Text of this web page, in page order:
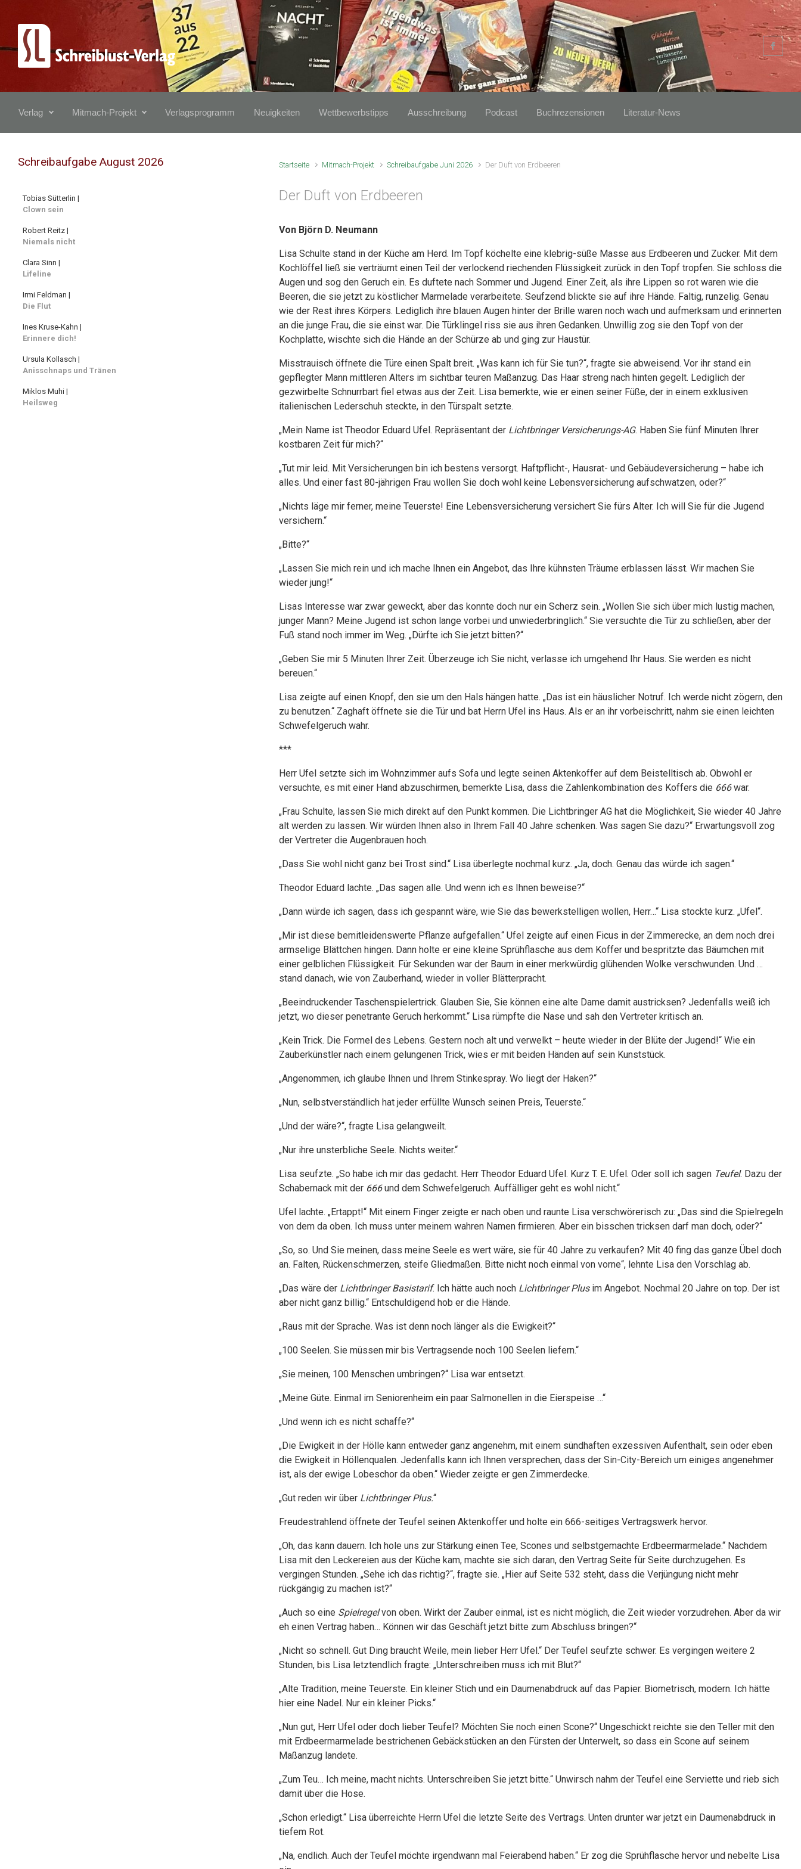
Zum Hauptinhalt springen
Verlag Mitmach-Projekt Verlagsprogramm Neuigkeiten Wettbewerbstipps Ausschreibung Podcast Buchrezensionen Literatur-News
Startseite Mitmach-Projekt Schreibaufgabe Juni 2026 Der Duft von Erdbeeren
Der Duft von Erdbeeren
Von Björn D. Neumann
Lisa Schulte stand in der Küche am Herd. Im Topf köchelte eine klebrig-süße Masse aus Erdbeeren und Zucker. Mit dem
Kochlöffel ließ sie verträumt einen Teil der verlockend riechenden Flüssigkeit zurück in den Topf tropfen. Sie schloss die
Augen und sog den Geruch ein. Es duftete nach Sommer und Jugend. Einer Zeit, als ihre Lippen so rot waren wie die
Beeren, die sie jetzt zu köstlicher Marmelade verarbeitete. Seufzend blickte sie auf ihre Hände. Faltig, runzelig. Genau
wie der Rest ihres Körpers. Lediglich ihre blauen Augen hinter der Brille waren noch wach und aufmerksam und erinnerten
an die junge Frau, die sie einst war. Die Türklingel riss sie aus ihren Gedanken. Unwillig zog sie den Topf von der
Kochplatte, wischte sich die Hände an der Schürze ab und ging zur Haustür.
Misstrauisch öffnete die Türe einen Spalt breit. „Was kann ich für Sie tun?“, fragte sie abweisend. Vor ihr stand ein
gepflegter Mann mittleren Alters im sichtbar teuren Maßanzug. Das Haar streng nach hinten gegelt. Lediglich der
gezwirbelte Schnurrbart fiel etwas aus der Zeit. Lisa bemerkte, wie er einen seiner Füße, der in einem exklusiven
italienischen Lederschuh steckte, in den Türspalt setzte.
„Mein Name ist Theodor Eduard Ufel. Repräsentant der Lichtbringer Versicherungs-AG. Haben Sie fünf Minuten Ihrer
kostbaren Zeit für mich?“
„Tut mir leid. Mit Versicherungen bin ich bestens versorgt. Haftpflicht-, Hausrat- und Gebäudeversicherung – habe ich
alles. Und einer fast 80-jährigen Frau wollen Sie doch wohl keine Lebensversicherung aufschwatzen, oder?“
„Nichts läge mir ferner, meine Teuerste! Eine Lebensversicherung versichert Sie fürs Alter. Ich will Sie für die Jugend
versichern.“
„Bitte?“
„Lassen Sie mich rein und ich mache Ihnen ein Angebot, das Ihre kühnsten Träume erblassen lässt. Wir machen Sie
wieder jung!“
Lisas Interesse war zwar geweckt, aber das konnte doch nur ein Scherz sein. „Wollen Sie sich über mich lustig machen,
junger Mann? Meine Jugend ist schon lange vorbei und unwiederbringlich.“ Sie versuchte die Tür zu schließen, aber der
Fuß stand noch immer im Weg. „Dürfte ich Sie jetzt bitten?“
„Geben Sie mir 5 Minuten Ihrer Zeit. Überzeuge ich Sie nicht, verlasse ich umgehend Ihr Haus. Sie werden es nicht
bereuen.“
Lisa zeigte auf einen Knopf, den sie um den Hals hängen hatte. „Das ist ein häuslicher Notruf. Ich werde nicht zögern, den
zu benutzen.“ Zaghaft öffnete sie die Tür und bat Herrn Ufel ins Haus. Als er an ihr vorbeischritt, nahm sie einen leichten
Schwefelgeruch wahr.
***
Herr Ufel setzte sich im Wohnzimmer aufs Sofa und legte seinen Aktenkoffer auf dem Beistelltisch ab. Obwohl er
versuchte, es mit einer Hand abzuschirmen, bemerkte Lisa, dass die Zahlenkombination des Koffers die 666war.
„Frau Schulte, lassen Sie mich direkt auf den Punkt kommen. Die Lichtbringer AG hat die Möglichkeit, Sie wieder 40 Jahre
alt werden zu lassen. Wir würden Ihnen also in Ihrem Fall 40 Jahre schenken. Was sagen Sie dazu?“ Erwartungsvoll zog
der Vertreter die Augenbrauen hoch.
„Dass Sie wohl nicht ganz bei Trost sind.“ Lisa überlegte nochmal kurz. „Ja, doch. Genau das würde ich sagen.“
Theodor Eduard lachte. „Das sagen alle. Und wenn ich es Ihnen beweise?“
„Dann würde ich sagen, dass ich gespannt wäre, wie Sie das bewerkstelligen wollen, Herr…“ Lisa stockte kurz. „Ufel“.
„Mir ist diese bemitleidenswerte Pflanze aufgefallen.“ Ufel zeigte auf einen Ficus in der Zimmerecke, an dem noch drei
armselige Blättchen hingen. Dann holte er eine kleine Sprühflasche aus dem Koffer und bespritzte das Bäumchen mit
einer gelblichen Flüssigkeit. Für Sekunden war der Baum in einer merkwürdig glühenden Wolke verschwunden. Und …
stand danach, wie von Zauberhand, wieder in voller Blätterpracht.
„Beeindruckender Taschenspielertrick. Glauben Sie, Sie können eine alte Dame damit austricksen? Jedenfalls weiß ich
jetzt, wo dieser penetrante Geruch herkommt.“ Lisa rümpfte die Nase und sah den Vertreter kritisch an.
„Kein Trick. Die Formel des Lebens. Gestern noch alt und verwelkt – heute wieder in der Blüte der Jugend!“ Wie ein
Zauberkünstler nach einem gelungenen Trick, wies er mit beiden Händen auf sein Kunststück.
„Angenommen, ich glaube Ihnen und Ihrem Stinkespray. Wo liegt der Haken?“
„Nun, selbstverständlich hat jeder erfüllte Wunsch seinen Preis, Teuerste.“
„Und der wäre?“, fragte Lisa gelangweilt.
„Nur ihre unsterbliche Seele. Nichts weiter.“
Lisa seufzte. „So habe ich mir das gedacht. Herr Theodor Eduard Ufel. Kurz T. E. Ufel. Oder soll ich sagen Teufel. Dazu der
Schabernack mit der 666und dem Schwefelgeruch. Auffälliger geht es wohl nicht.“
Ufel lachte. „Ertappt!“ Mit einem Finger zeigte er nach oben und raunte Lisa verschwörerisch zu: „Das sind die Spielregeln
von dem da oben. Ich muss unter meinem wahren Namen firmieren. Aber ein bisschen tricksen darf man doch, oder?“
„So, so. Und Sie meinen, dass meine Seele es wert wäre, sie für 40 Jahre zu verkaufen? Mit 40 fing das ganze Übel doch
an. Falten, Rückenschmerzen, steife Gliedmaßen. Bitte nicht noch einmal von vorne“, lehnte Lisa den Vorschlag ab.
„Das wäre der Lichtbringer Basistarif. Ich hätte auch noch Lichtbringer Plusim Angebot. Nochmal 20 Jahre on top. Der ist
aber nicht ganz billig.“ Entschuldigend hob er die Hände.
„Raus mit der Sprache. Was ist denn noch länger als die Ewigkeit?“
„100 Seelen. Sie müssen mir bis Vertragsende noch 100 Seelen liefern.“
„Sie meinen, 100 Menschen umbringen?“ Lisa war entsetzt.
„Meine Güte. Einmal im Seniorenheim ein paar Salmonellen in die Eierspeise …“
„Und wenn ich es nicht schaffe?“
„Die Ewigkeit in der Hölle kann entweder ganz angenehm, mit einem sündhaften exzessiven Aufenthalt, sein oder eben
die Ewigkeit in Höllenqualen. Jedenfalls kann ich Ihnen versprechen, dass der Sin-City-Bereich um einiges angenehmer
ist, als der ewige Lobeschor da oben.“ Wieder zeigte er gen Zimmerdecke.
„Gut reden wir über Lichtbringer Plus.“
Freudestrahlend öffnete der Teufel seinen Aktenkoffer und holte ein 666-seitiges Vertragswerk hervor.
„Oh, das kann dauern. Ich hole uns zur Stärkung einen Tee, Scones und selbstgemachte Erdbeermarmelade.“ Nachdem
Lisa mit den Leckereien aus der Küche kam, machte sie sich daran, den Vertrag Seite für Seite durchzugehen. Es
vergingen Stunden. „Sehe ich das richtig?“, fragte sie. „Hier auf Seite 532 steht, dass die Verjüngung nicht mehr
rückgängig zu machen ist?“
„Auch so eine Spielregelvon oben. Wirkt der Zauber einmal, ist es nicht möglich, die Zeit wieder vorzudrehen. Aber da wir
eh einen Vertrag haben… Können wir das Geschäft jetzt bitte zum Abschluss bringen?“
„Nicht so schnell. Gut Ding braucht Weile, mein lieber Herr Ufel.“ Der Teufel seufzte schwer. Es vergingen weitere 2
Stunden, bis Lisa letztendlich fragte: „Unterschreiben muss ich mit Blut?“
„Alte Tradition, meine Teuerste. Ein kleiner Stich und ein Daumenabdruck auf das Papier. Biometrisch, modern. Ich hätte
hier eine Nadel. Nur ein kleiner Picks.“
„Nun gut, Herr Ufel oder doch lieber Teufel? Möchten Sie noch einen Scone?“ Ungeschickt reichte sie den Teller mit den
mit Erdbeermarmelade bestrichenen Gebäckstücken an den Fürsten der Unterwelt, so dass ein Scone auf seinem
Maßanzug landete.
„Zum Teu… Ich meine, macht nichts. Unterschreiben Sie jetzt bitte.“ Unwirsch nahm der Teufel eine Serviette und rieb sich
damit über die Hose.
„Schon erledigt.“ Lisa überreichte Herrn Ufel die letzte Seite des Vertrags. Unten drunter war jetzt ein Daumenabdruck in
tiefem Rot.
„Na, endlich. Auch der Teufel möchte irgendwann mal Feierabend haben.“ Er zog die Sprühflasche hervor und nebelte Lisa
Schreibaufgabe August 2026
Tobias Sütterlin |
Clown sein
Robert Reitz |
Niemals nicht
Clara Sinn |
Lifeline
Irmi Feldman |
Die Flut
Ines Kruse-Kahn |
Erinnere dich!
Ursula Kollasch |
Anisschnaps und Tränen
Miklos Muhi |
Heilsweg